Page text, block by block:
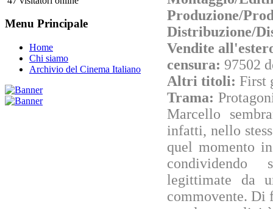
Menu Principale
Home
Chi siamo
Archivio del Cinema Italiano
Produzione/
Distribuzione/
Vendite
censura: 97502
Altri titoli: First
Trama:
Marcello
infatti, nello
quel momento
condividendo
legittimate da
commovente. Di